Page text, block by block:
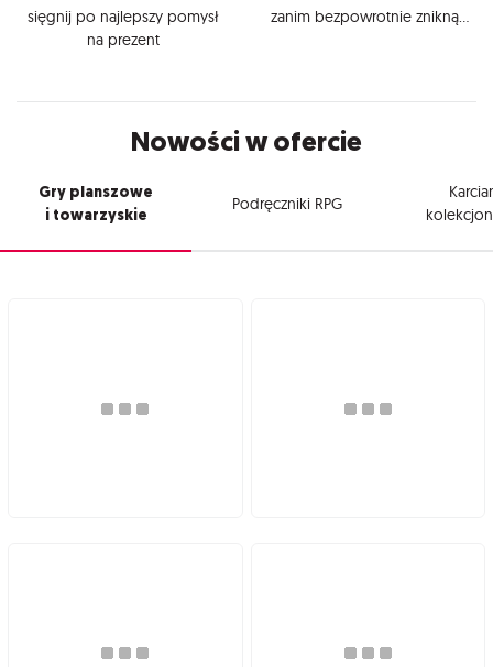
sięgnij po najlepszy pomysł
na prezent
zanim bezpowrotnie znikną...
Nowości w ofercie
Gry planszowe
i towarzyskie
Podręczniki RPG